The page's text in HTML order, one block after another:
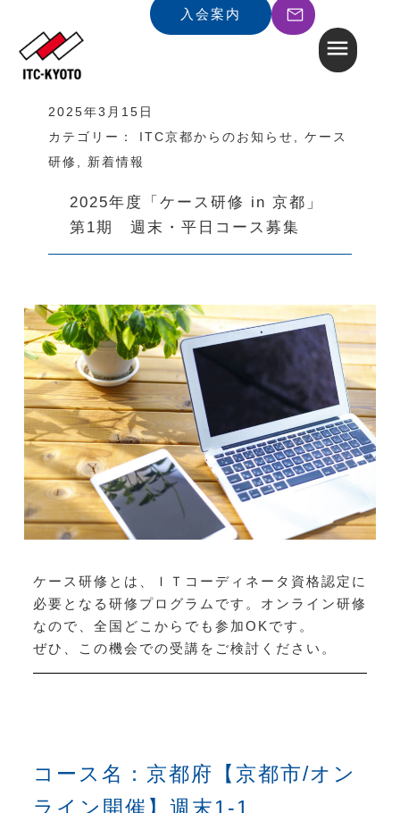
入会案内
2025年3月15日
カテゴリー：
ITC京都からのお知らせ , ケース
研修 , 新着情報
2025年度「ケース研修 in 京都」
第1期 週末・平日コース募集
ケース研修とは、ＩＴコーディネータ資格認定に
必要となる研修プログラムです。オンライン研修
なので、全国どこからでも参加OKです。
ぜひ、この機会での受講をご検討ください。
コース名：京都府【京都市/オン
ライン開催】週末1-1